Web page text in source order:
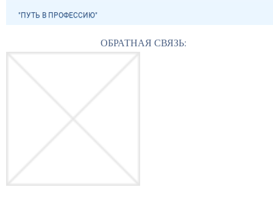
"ПУТЬ В ПРОФЕССИЮ"
ОБРАТНАЯ СВЯЗЬ: